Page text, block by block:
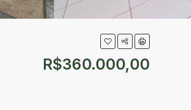
R$360.000,00